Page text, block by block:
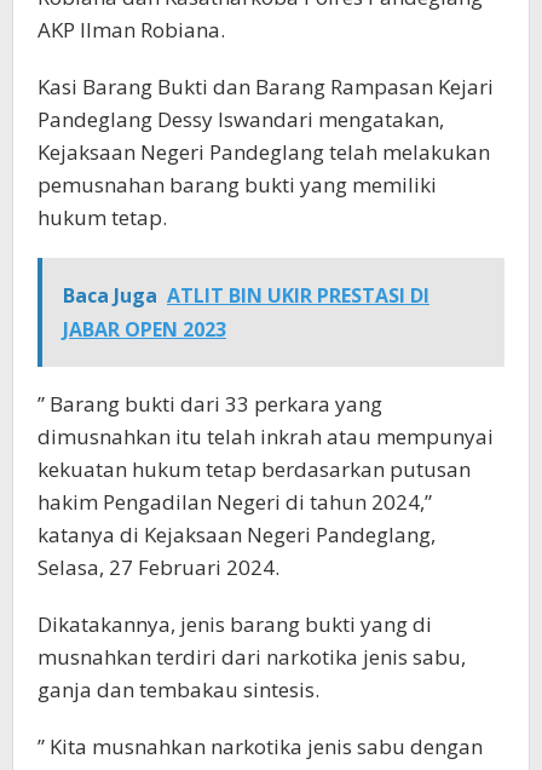
AKP Ilman Robiana.
Kasi Barang Bukti dan Barang Rampasan Kejari
Pandeglang Dessy Iswandari mengatakan,
Kejaksaan Negeri Pandeglang telah melakukan
pemusnahan barang bukti yang memiliki
hukum tetap.
Baca Juga ATLIT BIN UKIR PRESTASI DI
JABAR OPEN 2023
” Barang bukti dari 33 perkara yang
dimusnahkan itu telah inkrah atau mempunyai
kekuatan hukum tetap berdasarkan putusan
hakim Pengadilan Negeri di tahun 2024,”
katanya di Kejaksaan Negeri Pandeglang,
Selasa, 27 Februari 2024.
Dikatakannya, jenis barang bukti yang di
musnahkan terdiri dari narkotika jenis sabu,
ganja dan tembakau sintesis.
” Kita musnahkan narkotika jenis sabu dengan